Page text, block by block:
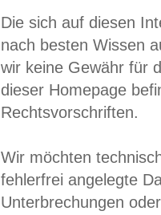
Die sich auf diesen
nach besten Wissen
wir keine Gewähr für
dieser Homepage
Rechtsvorschriften.
Wir möchten
fehlerfrei angelegte
Unterbrechungen